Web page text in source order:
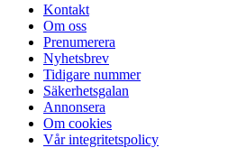
Kontakt
Om oss
Prenumerera
Nyhetsbrev
Tidigare nummer
Säkerhetsgalan
Annonsera
Om cookies
Vår integritetspolicy